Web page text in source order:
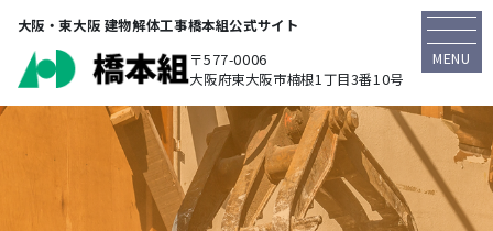
大阪・東大阪 建物解体工事橋本組公式サイト
〒577-0006
大阪府東大阪市楠根1丁目3番10号
MENU